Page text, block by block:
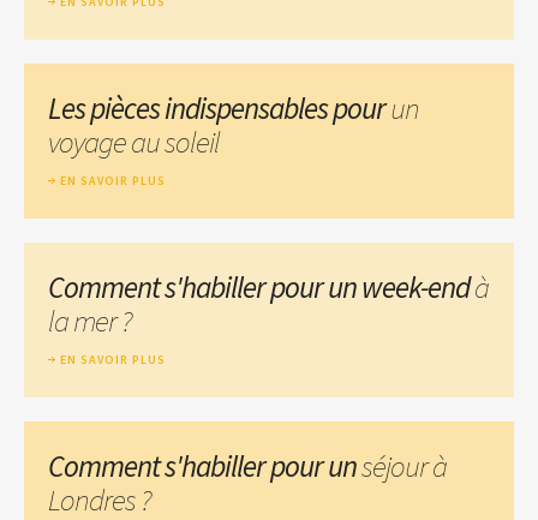
Les pièces indispensables pourun
voyage au soleil
EN SAVOIR PLUS
Comment s'habiller pour un week-endà
la mer ?
EN SAVOIR PLUS
Comment s'habiller pour unséjour à
Londres ?